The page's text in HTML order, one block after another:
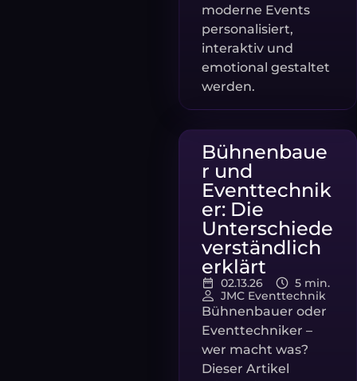
moderne Events
personalisiert,
interaktiv und
emotional gestaltet
werden.
Bühnenbaue
r und
Eventtechnik
er: Die
Unterschiede
verständlich
erklärt
02.13.26
5 min.
JMC Eventtechnik
Bühnenbauer oder
Eventtechniker –
wer macht was?
Dieser Artikel